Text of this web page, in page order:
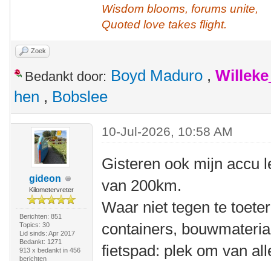
Wisdom blooms, forums unite,
Quoted love takes flight.
Zoek
Bedankt door: Boyd Maduro ,
hen , Bobslee
gideon
Kilometervreter
Berichten: 851
Topics: 30
Lid sinds: Apr 2017
Bedankt: 1271
913 x bedankt in 456
berichten
10-Jul-2026, 10:58 AM
Gisteren ook mijn accu
van 200km.
Waar niet tegen te
containers,
fietspad: plek om van